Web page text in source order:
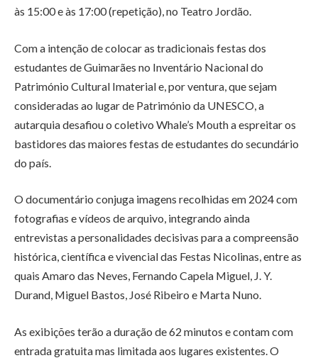
às 15:00 e às 17:00 (repetição), no Teatro Jordão.
Com a intenção de colocar as tradicionais festas dos
estudantes de Guimarães no Inventário Nacional do
Património Cultural Imaterial e, por ventura, que sejam
consideradas ao lugar de Património da UNESCO, a
autarquia desafiou o coletivo Whale’s Mouth a espreitar os
bastidores das maiores festas de estudantes do secundário
do país.
O documentário conjuga imagens recolhidas em 2024 com
fotografias e vídeos de arquivo, integrando ainda
entrevistas a personalidades decisivas para a compreensão
histórica, científica e vivencial das Festas Nicolinas, entre as
quais Amaro das Neves, Fernando Capela Miguel, J. Y.
Durand, Miguel Bastos, José Ribeiro e Marta Nuno.
As exibições terão a duração de 62 minutos e contam com
entrada gratuita mas limitada aos lugares existentes. O